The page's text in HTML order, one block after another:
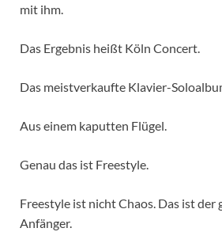
mit ihm.
Das Ergebnis heißt Köln Concert.
Das meistverkaufte Klavier-
Aus einem kaputten Flügel.
Genau das ist Freestyle.
Freestyle ist nicht Chaos. Das ist
Anfänger.